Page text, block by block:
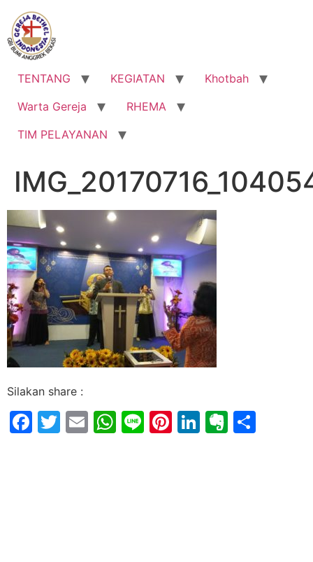
Lewati
konten
TENTANG KEGIATAN
Khotbah
Warta Gereja
RHEMA
TIM PELAYANAN
Silakan share :
Facebook
Twitter
EmailWhatsApp
LinePinterest
LinkedIn